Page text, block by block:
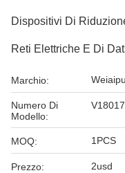
Dispositivi Di
Reti Elettriche E Di
Marchio: Weiaipu
Numero Di
Modello:
MOQ: 1PCS
Prezzo: 2usd